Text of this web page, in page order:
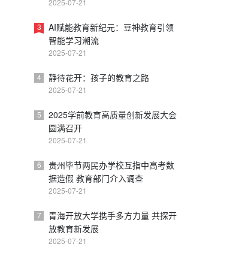
2025-07-21
AI赋能教育新纪元：豆神教育引领
智能学习潮流
2025-07-21
3
静待花开：孩子的教育之路
2025-07-21
4
2025学前教育高质量创新发展大会
圆满召开
2025-07-21
5
贵州毕节两民办学校互指中高考数
据造假 教育部门介入调查
2025-07-21
6
青海开放大学携手多方力量 共探开
放教育新发展
2025-07-21
7